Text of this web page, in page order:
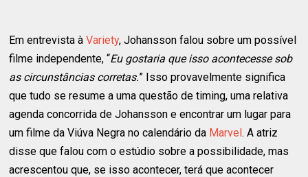
Em entrevista àVariety, Johansson falou sobre um possível
filme independente, “Eu gostaria que isso acontecesse sob
as circunstâncias corretas.” Isso provavelmente significa
que tudo se resume a uma questão de timing, uma relativa
agenda concorrida de Johansson e encontrar um lugar para
um filme da Viúva Negra no calendário da Marvel. A atriz
disse que falou com o estúdio sobre a possibilidade, mas
acrescentou que, se isso acontecer, terá que acontecer